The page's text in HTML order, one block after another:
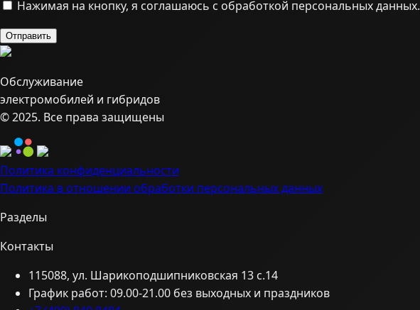
Нажимая на кнопку, я соглашаюсь с обработкой персональных данных.
Обслуживание
электромобилей и гибридов
© 2025. Все права защищены
Политика конфиденциальности
Политика в отношении обработки персональных данных
Разделы
Контакты
115088, ул. Шарикоподшипниковская 13 с.14
График работ: 09.00-21.00 без выходных и праздников